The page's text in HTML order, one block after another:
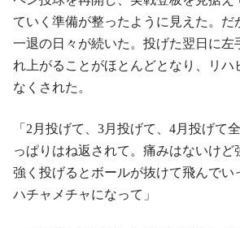
ていく準備が整ったように見えた。だ
一退の日々が続いた。投げた翌日に左
れ上がることがほとんどとなり、リハ
なくされた。
「2月投げて、3月投げて、4月投げ
っぱりはね返されて。痛みはないけど
強く投げるとボールが抜けて飛んでい
ハチャメチャになって」